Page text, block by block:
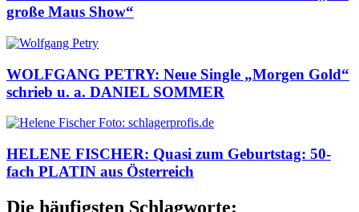
große Maus Show“
WOLFGANG PETRY: Neue Single „Morgen Gold“
schrieb u. a. DANIEL SOMMER
HELENE FISCHER: Quasi zum Geburtstag: 50-
fach PLATIN aus Österreich
Die häufigsten Schlagworte: